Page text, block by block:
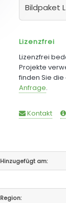
Bildpaket L
Lizenzfrei
Lizenzfrei
Projekte
finden Sie die
Anfrage.
Kontakt
Hinzugefügt am:
Region: